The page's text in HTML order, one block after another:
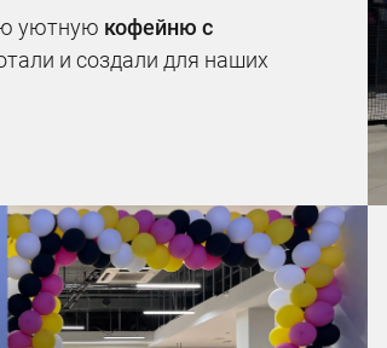
уютную кофейню с
и создали для наших